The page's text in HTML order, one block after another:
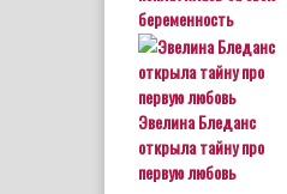
беременность
Эвелина Бледанс
открыла тайну про
первую любовь